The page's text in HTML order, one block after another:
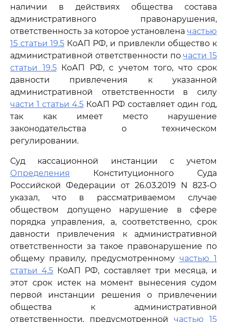
наличии в действиях общества состава
административного правонарушения,
ответственность за которое установлена частью
15 статьи 19.5 КоАП РФ, и привлекли общество к
административной ответственности почасти 15
статьи 19.5КоАП РФ, с учетом того, что срок
давности привлечения к указанной
административной ответственности в силу
части 1 статьи 4.5 КоАП РФ составляет один год,
так как имеет место нарушение
законодательства о техническом
регулировании.
Суд кассационной инстанции с учетом
Определения
Конституционного Суда
Российской Федерации от 26.03.2019 N 823-О
указал, что в рассматриваемом случае
обществом допущено нарушение в сфере
порядка управления, а, соответственно, срок
давности привлечения к административной
ответственности за такое правонарушение по
общему правилу, предусмотренному частью 1
статьи 4.5 КоАП РФ, составляет три месяца, и
этот срок истек на момент вынесения судом
первой инстанции решения о привлечении
общества к административной
ответственности, предусмотренной частью 15